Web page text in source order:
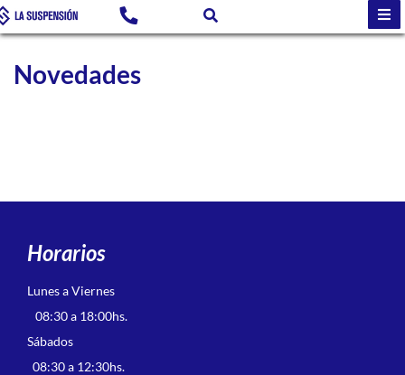
Novedades
Horarios
Lunes a Viernes
08:30 a 18:00hs.
Sábados
08:30 a 12:30hs.